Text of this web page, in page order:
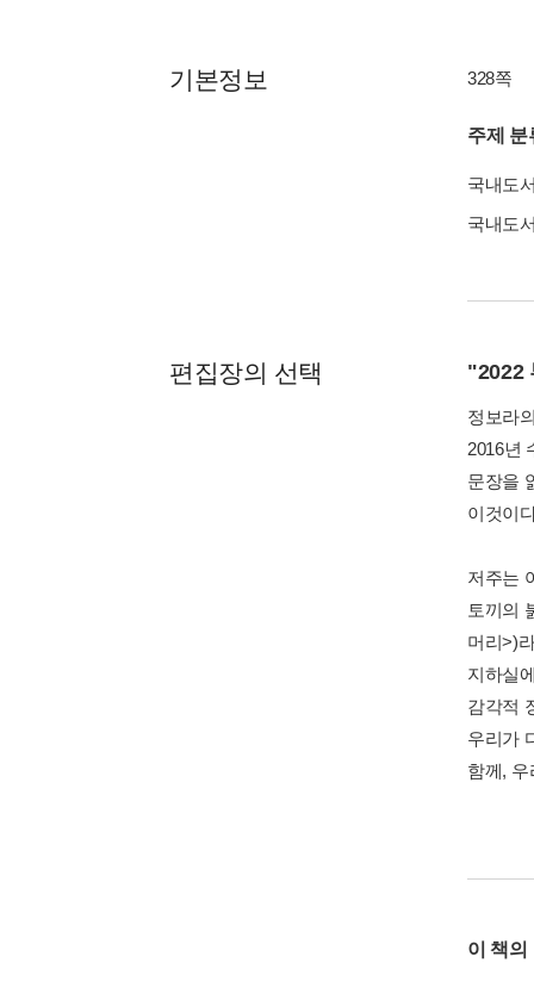
기본정보 328쪽
주제 분
국내도
국내도
편집장의 선택 "2022
정보라
2016년
문장을
이것이
저주는
토끼의
머리>)
지하실
감각적
우리가
함께,
이 책의